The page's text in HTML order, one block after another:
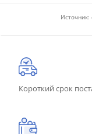
Короткий срок